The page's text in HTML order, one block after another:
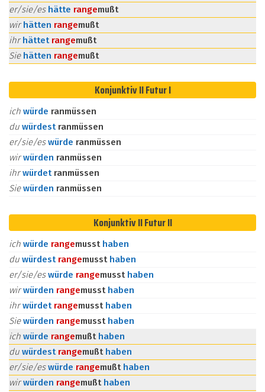
er/sie/es hätte rangemußt
wirhätten rangemußt
ihrhättet rangemußt
Sie hätten rangemußt
Konjunktiv II Futur I
ich würde ranmüssen
du würdest ranmüssen
er/sie/eswürde ranmüssen
wirwürden ranmüssen
ihrwürdet ranmüssen
Siewürden ranmüssen
Konjunktiv II Futur II
ich würde rangemusst haben
du würdest rangemusst haben
er/sie/eswürde rangemusst haben
wirwürden rangemusst haben
ihrwürdet rangemusst haben
Siewürden rangemusst haben
ich würde rangemußt haben
du würdest rangemußt haben
er/sie/eswürde rangemußt haben
wirwürden rangemußt haben